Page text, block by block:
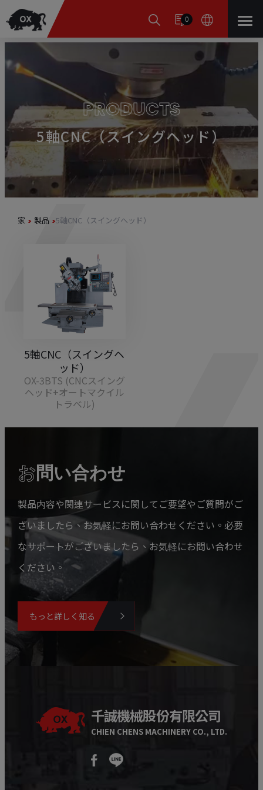
0
PRODUCTS
5軸CNC（スイングヘッド）
家 製品 5軸CNC（スイングヘッド）
5軸CNC（スイングヘ
ッド）
OX-3BTS (CNCスイング
ヘッド+オートマクイル
トラベル)
お問い合わせ
製品内容や関連サービスに関してご要望やご質問がご
ざいましたら、お気軽にお問い合わせください。必要
なサポートがございましたら、お気軽にお問い合わせ
ください。
もっと詳しく知る
千誠機械股份有限公司
CHIEN CHENS MACHINERY CO., LTD.
クッキー利用の管理について